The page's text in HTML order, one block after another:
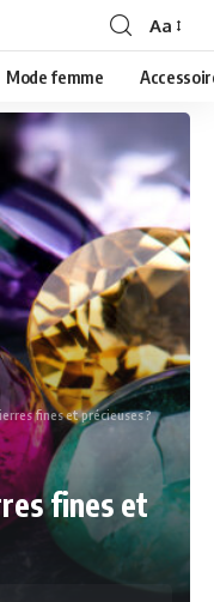
Aa
Mode femme
fines et précieuses ?
fines et